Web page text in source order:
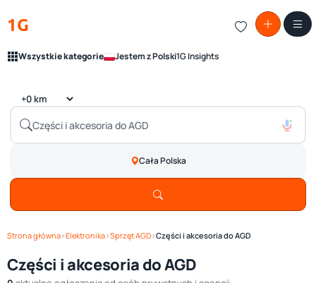
1G
Wszystkie kategorie Jestem z Polski1G Insights
Cała Polska
Strona główna›Elektronika›Sprzęt AGD›Części i akcesoria do AGD
Części i akcesoria do AGD